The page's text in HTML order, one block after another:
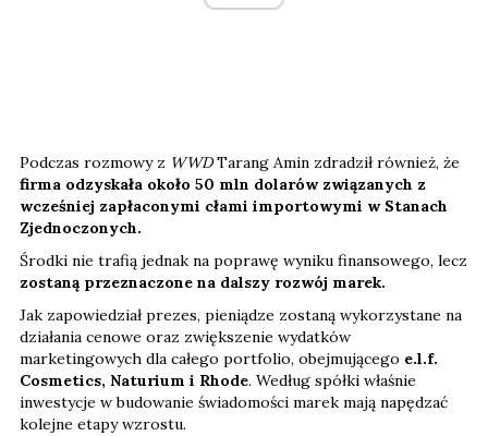
Podczas rozmowy z WWDTarang Amin zdradził również, że
firma odzyskała około 50 mln dolarów związanych z
wcześniej zapłaconymi cłami importowymi w Stanach
Zjednoczonych.
Środki nie trafią jednak na poprawę wyniku finansowego, lecz
zostaną przeznaczone na dalszy rozwój marek.
Jak zapowiedział prezes, pieniądze zostaną wykorzystane na
działania cenowe oraz zwiększenie wydatków
marketingowych dla całego portfolio, obejmującego e.l.f.
Cosmetics, Naturium i Rhode. Według spółki właśnie
inwestycje w budowanie świadomości marek mają napędzać
kolejne etapy wzrostu.